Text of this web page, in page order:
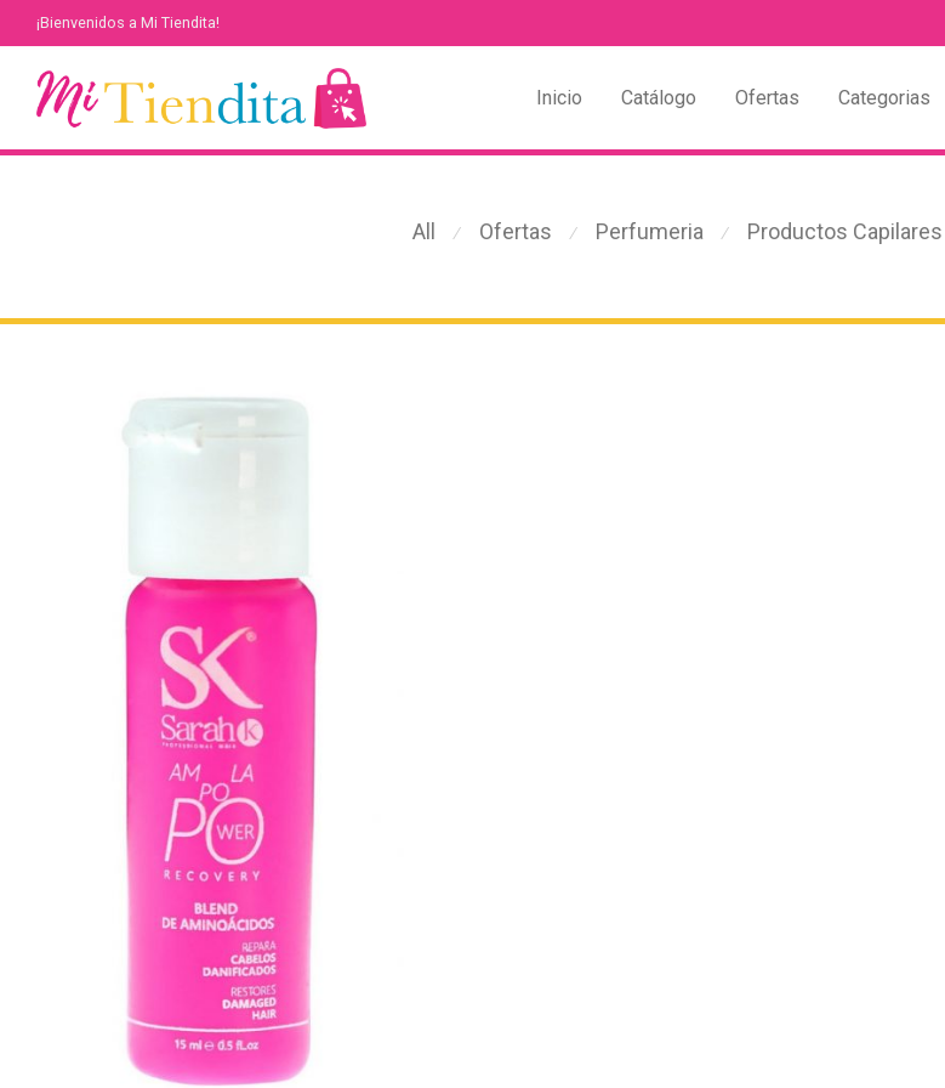
¡Bienvenidos a Mi Tiendita!
Inicio Catálogo Ofertas Categorias
All ⁄ Ofertas ⁄ Perfumeria ⁄ Productos Capilares